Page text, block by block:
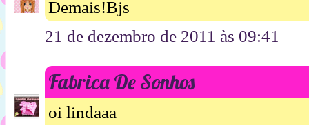
Demais!Bjs
21 de dezembro de 2011 às 09:41
Fabrica De Sonhos
oi lindaaa